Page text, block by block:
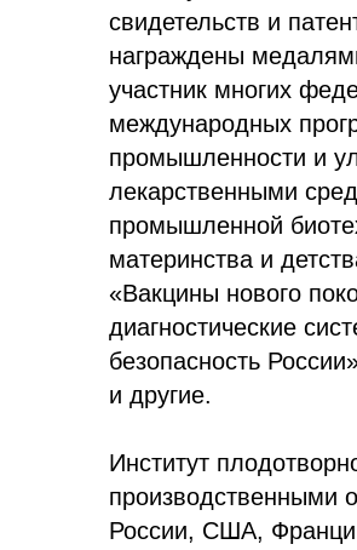
свидетельств и
награждены
участник многих
международных
промышленности и
лекарственными
промышленной
материнства и
«Вакцины нового
диагностические
безопасность
и другие.
Институт
производственными
России, США,